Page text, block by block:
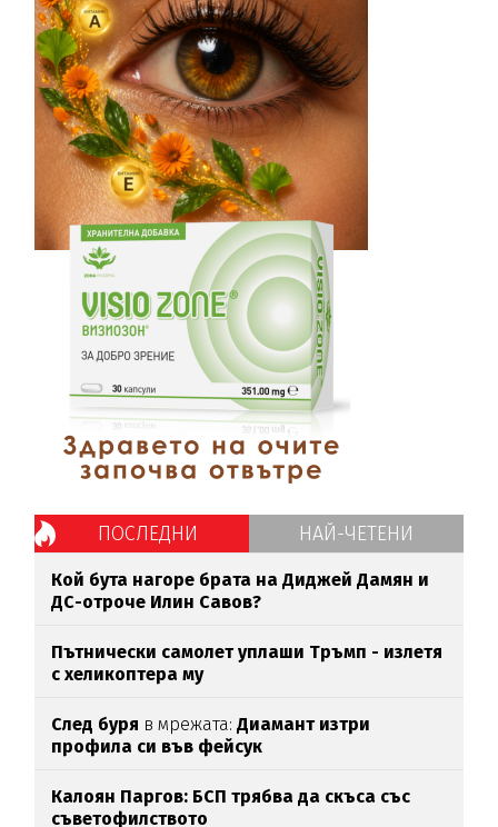
ПОСЛЕДНИ НАЙ-ЧЕТЕНИ
Кой бута нагоре брата на Диджей Дамян и
ДС-отроче Илин Савов?
Пътнически самолет уплаши Тръмп - излетя
с хеликоптера му
След буря в мрежата:Диамант изтри
профила си във фейсук
Калоян Паргов: БСП трябва да скъса със
съветофилството